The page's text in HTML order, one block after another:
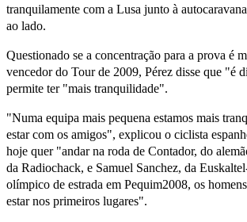
tranquilamente com a Lusa junto à
ao lado.
Questionado se a concentração para a prova é
vencedor do Tour de 2009, Pérez disse que "é
permite ter "mais tranquilidade".
"Numa equipa mais pequena estamos mais
estar com os amigos", explicou o ciclista
hoje quer "andar na roda de Contador, do
da Radiochack, e Samuel Sanchez, da
olímpico de estrada em Pequim2008, os
estar nos primeiros lugares".